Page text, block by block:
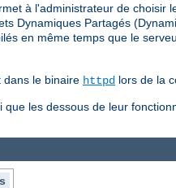
à l'administrateur de
Dynamiques Partagés
en même temps que le
dans le binaire httpd lors de la
les dessous de leur